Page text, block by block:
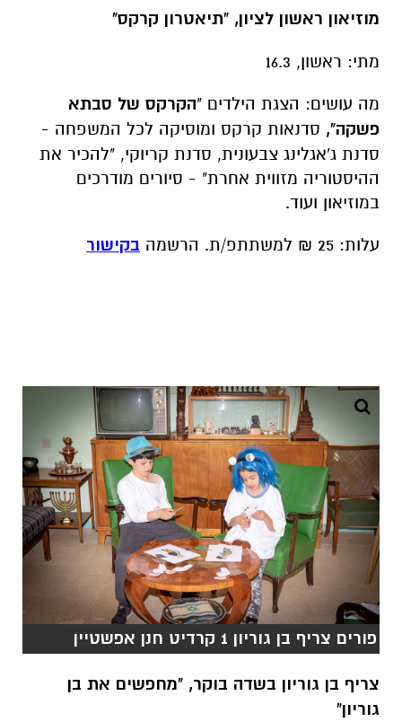
מוזיאון ראשון לציון, "תיאטרון קרקס"
מתי: ראשון, 16.3
מה עושים: הצגת הילדים "הקרקס של סבתא
פשקה", סדנאות קרקס ומוסיקה לכל המשפחה -
סדנת ג'אגלינג צבעונית, סדנת קריוקי, "להכיר את
ההיסטוריה מזווית אחרת" - סיורים מודרכים
במוזיאון ועוד.
עלות: 25 ₪ למשתתפ/ת. הרשמה בקישור
פורים צריף בן גוריון 1 קרדיט חנן אפשטיין
צריף בן גוריון בשדה בוקר, "מחפשים את בן
גוריון"